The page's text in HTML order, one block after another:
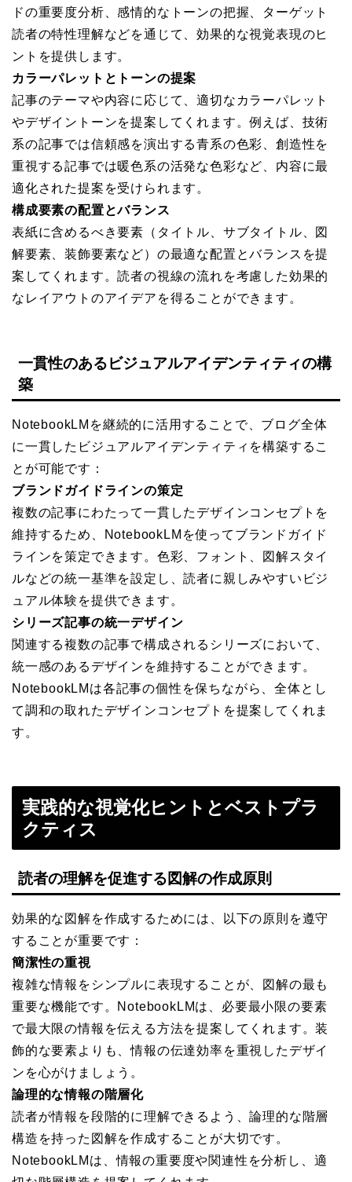
ドの重要度分析、感情的なトーンの把握、ターゲット
読者の特性理解などを通じて、効果的な視覚表現のヒ
ントを提供します。
カラーパレットとトーンの提案
記事のテーマや内容に応じて、適切なカラーパレット
やデザイントーンを提案してくれます。例えば、技術
系の記事では信頼感を演出する青系の色彩、創造性を
重視する記事では暖色系の活発な色彩など、内容に最
適化された提案を受けられます。
構成要素の配置とバランス
表紙に含めるべき要素（タイトル、サブタイトル、図
解要素、装飾要素など）の最適な配置とバランスを提
案してくれます。読者の視線の流れを考慮した効果的
なレイアウトのアイデアを得ることができます。
一貫性のあるビジュアルアイデンティティの構
築
NotebookLMを継続的に活用することで、ブログ全体
に一貫したビジュアルアイデンティティを構築するこ
とが可能です：
ブランドガイドラインの策定
複数の記事にわたって一貫したデザインコンセプトを
維持するため、NotebookLMを使ってブランドガイド
ラインを策定できます。色彩、フォント、図解スタイ
ルなどの統一基準を設定し、読者に親しみやすいビジ
ュアル体験を提供できます。
シリーズ記事の統一デザイン
関連する複数の記事で構成されるシリーズにおいて、
統一感のあるデザインを維持することができます。
NotebookLMは各記事の個性を保ちながら、全体とし
て調和の取れたデザインコンセプトを提案してくれま
す。
実践的な視覚化ヒントとベストプラ
クティス
読者の理解を促進する図解の作成原則
効果的な図解を作成するためには、以下の原則を遵守
することが重要です：
簡潔性の重視
複雑な情報をシンプルに表現することが、図解の最も
重要な機能です。NotebookLMは、必要最小限の要素
で最大限の情報を伝える方法を提案してくれます。装
飾的な要素よりも、情報の伝達効率を重視したデザイ
ンを心がけましょう。
論理的な情報の階層化
読者が情報を段階的に理解できるよう、論理的な階層
構造を持った図解を作成することが大切です。
NotebookLMは、情報の重要度や関連性を分析し、適